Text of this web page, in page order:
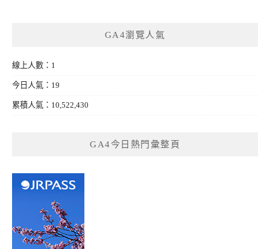
GA4瀏覽人氣
線上人數：1
今日人氣：19
累積人氣：10,522,430
GA4今日熱門彙整頁